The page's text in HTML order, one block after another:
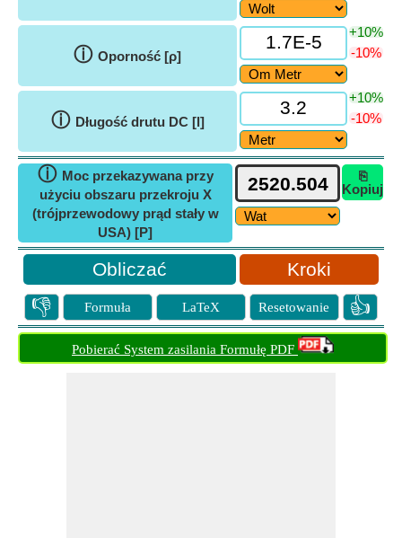
ⓘ Oporność [ρ]
+10%
-10%
ⓘ Długość drutu DC [l]
+10%
-10%
ⓘ Moc przekazywana przy
użyciu obszaru przekroju X
(trójprzewodowy prąd stały w
USA) [P]
⎘
Kopiuj
Kroki
👎 Formuła LaTeX Resetowanie 👍
Pobierać System zasilania Formułę PDF